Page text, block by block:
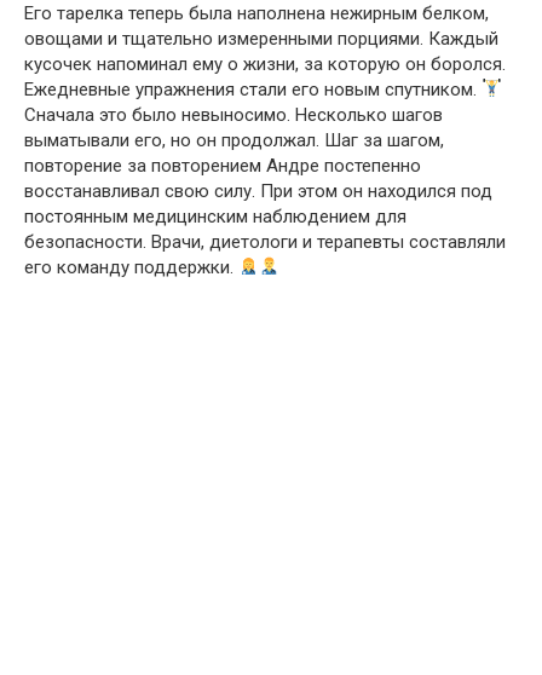
Его тарелка теперь была наполнена нежирным белком,
овощами и тщательно измеренными порциями. Каждый
кусочек напоминал ему о жизни, за которую он боролся.
Ежедневные упражнения стали его новым спутником.
Сначала это было невыносимо. Несколько шагов
выматывали его, но он продолжал. Шаг за шагом,
повторение за повторением Андре постепенно
восстанавливал свою силу. При этом он находился под
постоянным медицинским наблюдением для
безопасности. Врачи, диетологи и терапевты составляли
его команду поддержки.